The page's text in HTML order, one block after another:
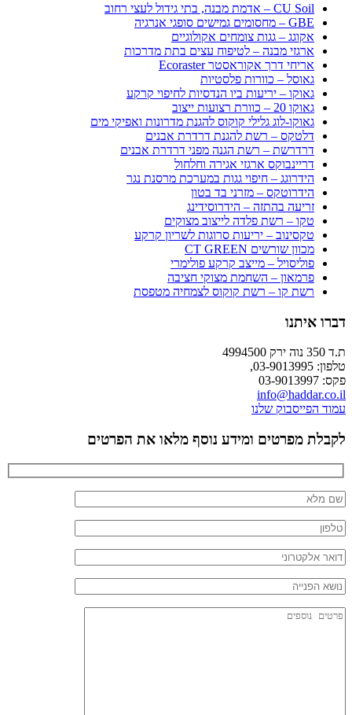
CU Soil – אדמת מבנה, בתי גידול לעצי רחוב
GBE – מחסומים גמישים סופגי אנרגיה
אקוגג – גגות צומחים אקולוגיים
ארגזי מבנה – לטיפוח עצים בתת מדרכות
אריחי דרך אקוראסטר Ecoraster
גאוסל – כוורות פלסטיות
גאוקו – יריעות ביו הנדסיות לחיפוי קרקע
גאוקו 20 – כוורת רצועות ייצוב
גאוקו-לוג גלילי קוקוס להגנת מדרונות ואפיקי מים
דלטקס – רשת להגנת דרדרת אבנים
דרדרשת – רשת הגנה מפני דרדרת אבנים
דריינבוקס ארגזי אגירה וחלחול
הידרוגג – חיפוי גגות במערכת מרסנת נגר
הידרוטקס – מזרני בד בטון
זריעה בהתזה – הידרוסידינג
טקו – רשת פלדה לייצוב מצוקים
טקסינוב – יריעות סרוגות לשריון קרקע
מכוון שורשים CT GREEN
פוליסויל – מייצב קרקע פולימרי
פרמאון – השחמת מצוקי חציבה
רשת קו – רשת קוקוס לצמחיה מטפסת
דברו איתנו
ת.ד 350 נוה ירק 4994500
טלפון: 03-9013995,
פקס: 03-9013997
info@haddar.co.il
עמוד הפייסבוק שלנו
לקבלת מפרטים ומידע נוסף מלאו את הפרטים